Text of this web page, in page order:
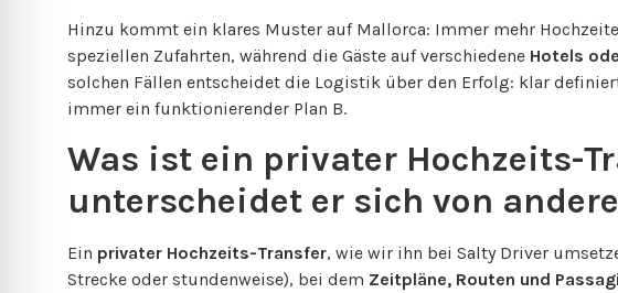
Hinzu kommt ein klares Muster auf Mallorca: Immer mehr
speziellen Zufahrten, während die Gäste auf verschiedene Hotels
solchen Fällen entscheidet die Logistik über den Erfolg: klar
immer ein funktionierender Plan B.
Was ist ein privater Hochzeits-
unterscheidet er sich von
Ein privater Hochzeits-Transfer, wie wir ihn bei Salty Driver
Strecke oder stundenweise), bei dem Zeitpläne, Routen und